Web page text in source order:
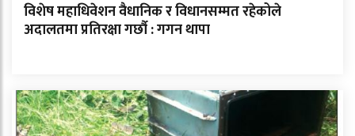
विशेष महाधिवेशन वैधानिक र विधानसम्मत रहेकोले
अदालतमा प्रतिरक्षा गर्छौ : गगन थापा